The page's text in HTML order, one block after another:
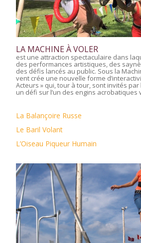
LA MACHINE À VOLER
est une attraction spectaculaire dans
des performances artistiques, des
des défis lancés au public. Sous la
vent crée une nouvelle forme
Acteurs » qui, tour à tour, sont invités
un défi sur l’un des engins
La Balançoire Russe
Le Baril Volant
L’Oiseau Piqueur Humain